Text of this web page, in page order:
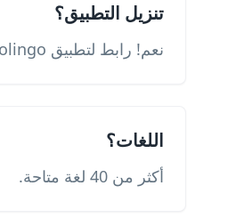
تنزيل التطبيق؟
نعم! رابط لتطبيق Duolingo.
اللغات؟
أكثر من 40 لغة متاحة.